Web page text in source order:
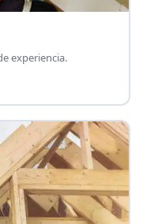
experiencia.